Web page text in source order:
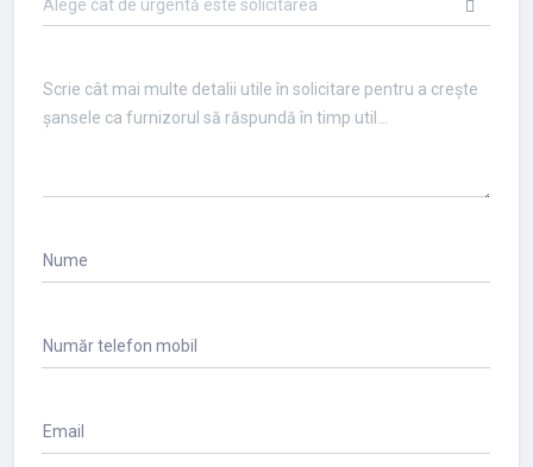
Alege cât de urgentă este solicitarea
Nume
Număr telefon mobil
Email